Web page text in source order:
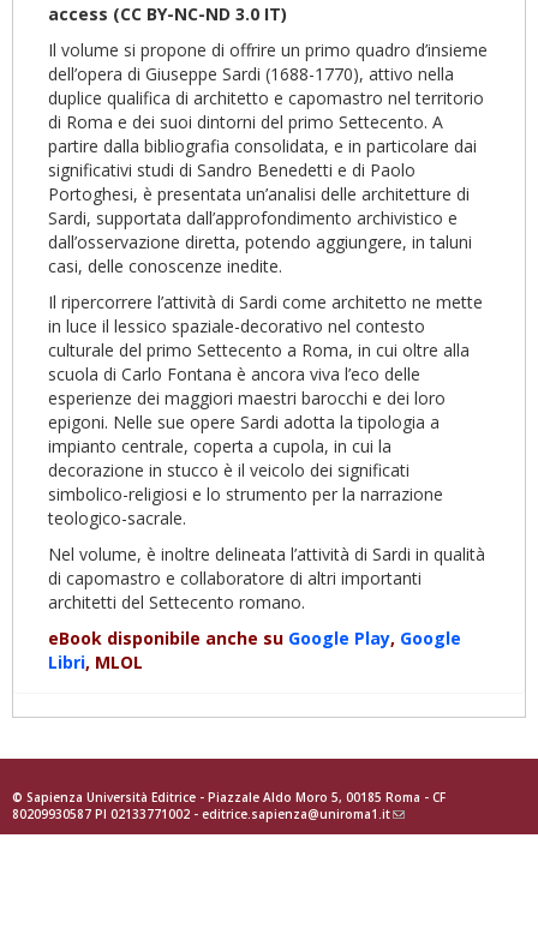
access (CC BY-NC-ND 3.0 IT)
Il volume si propone di offrire un primo quadro d’insieme
dell’opera di Giuseppe Sardi (1688-1770), attivo nella
duplice qualifica di architetto e capomastro nel territorio
di Roma e dei suoi dintorni del primo Settecento. A
partire dalla bibliografia consolidata, e in particolare dai
significativi studi di Sandro Benedetti e di Paolo
Portoghesi, è presentata un’analisi delle architetture di
Sardi, supportata dall’approfondimento archivistico e
dall’osservazione diretta, potendo aggiungere, in taluni
casi, delle conoscenze inedite.
Il ripercorrere l’attività di Sardi come architetto ne mette
in luce il lessico spaziale-decorativo nel contesto
culturale del primo Settecento a Roma, in cui oltre alla
scuola di Carlo Fontana è ancora viva l’eco delle
esperienze dei maggiori maestri barocchi e dei loro
epigoni. Nelle sue opere Sardi adotta la tipologia a
impianto centrale, coperta a cupola, in cui la
decorazione in stucco è il veicolo dei significati
simbolico-religiosi e lo strumento per la narrazione
teologico-sacrale.
Nel volume, è inoltre delineata l’attività di Sardi in qualità
di capomastro e collaboratore di altri importanti
architetti del Settecento romano.
eBook disponibile anche su Google Play, Google
Libri, MLOL
© Sapienza Università Editrice - Piazzale Aldo Moro 5, 00185 Roma - CF
80209930587 PI 02133771002 - editrice.sapienza@uniroma1.it(link
sends